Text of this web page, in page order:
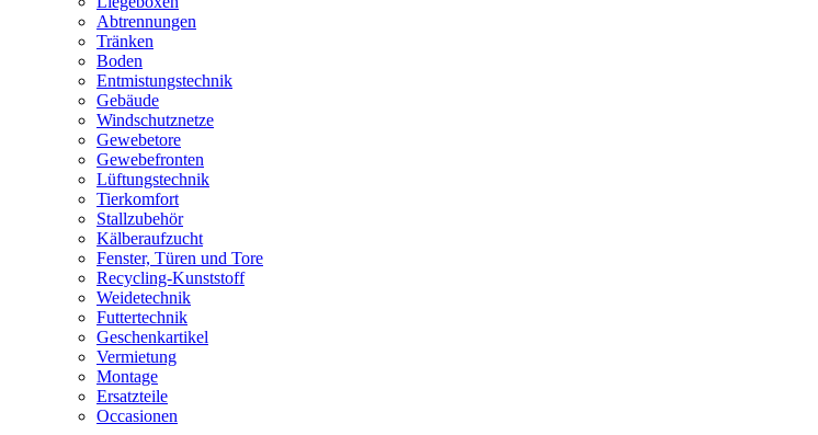
Abtrennungen
Tränken
Boden
Entmistungstechnik
Gebäude
Windschutznetze
Gewebetore
Gewebefronten
Lüftungstechnik
Tierkomfort
Stallzubehör
Kälberaufzucht
Fenster, Türen und Tore
Recycling-Kunststoff
Weidetechnik
Futtertechnik
Geschenkartikel
Vermietung
Montage
Ersatzteile
Occasionen